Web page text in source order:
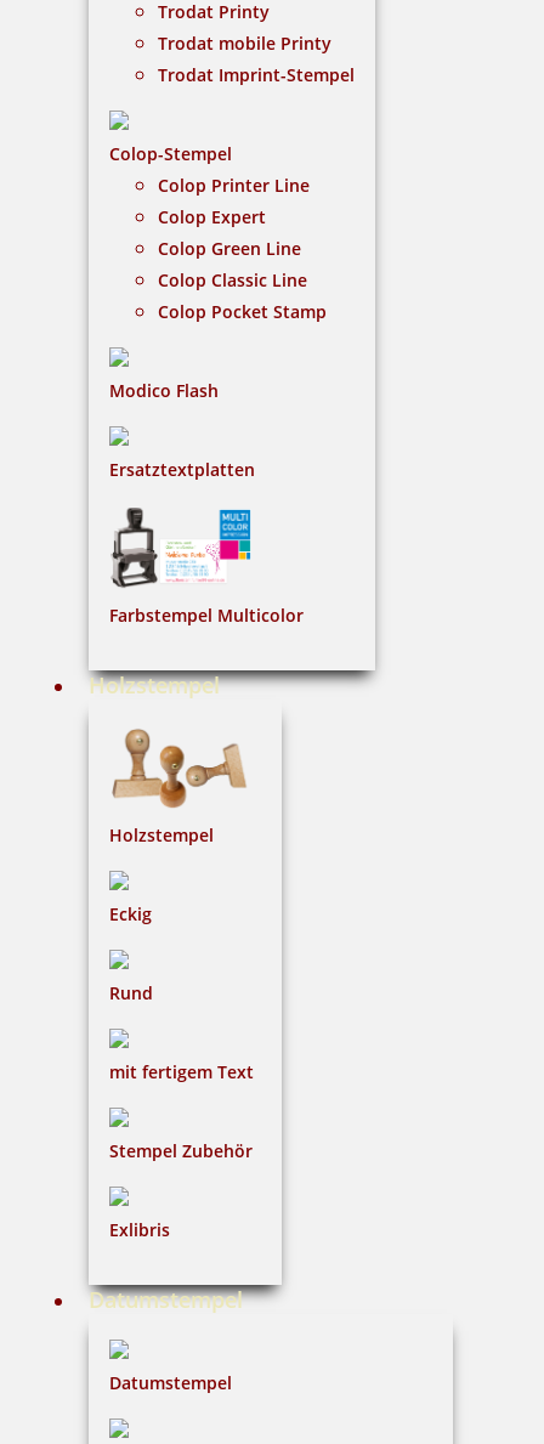
Trodat Printy
Trodat mobile Printy
Trodat Imprint-Stempel
Colop-Stempel
Colop Printer Line
Colop Expert
Colop Green Line
Colop Classic Line
Colop Pocket Stamp
Modico Flash
Ersatztextplatten
Farbstempel Multicolor
Holzstempel
Holzstempel
Eckig
Rund
mit fertigem Text
Stempel Zubehör
Exlibris
Datumstempel
Datumstempel
Piktogramm (fühlbar) erleichtern die Zugänge in
einer neuen, barrierefreien Welt.
€+
15 Artikel in der Kategorie
Braille Schild Aufzug mit Piktogramm
48,91 €
Braille Schild Aufzug Barrierefrei mit Piktogramm
48,91 €